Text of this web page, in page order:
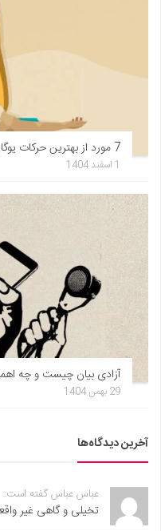
7 مورد از بهترین حرکات یوگا برای تسکین استرس
1 اسفند 1404
آزادی بیان چیست و چه
29 بهمن 1404
آخرین دیدگاه‌ها
عباس عباس گفته است:
تخیلی و گاهی غیر